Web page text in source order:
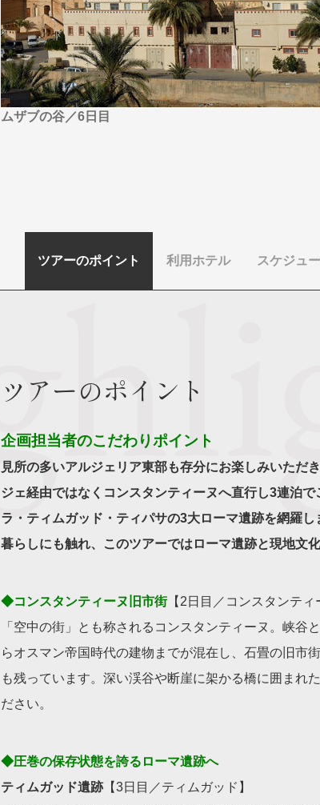
ムザブの谷／6日目
ツアーのポイント 利用ホテル スケジュ
ツアーのポイント
企画担当者のこだわりポイント
見所の多いアルジェリア東部も存分にお楽しみいただ
ジェ経由ではなくコンスタンティーヌへ直行し3連泊
ラ・ティムガッド・ティパサの3大ローマ遺跡を網羅
暮らしにも触れ、このツアーではローマ遺跡と現地文
◆コンスタンティーヌ旧市街【2日目／コンスタンティ
「空中の街」とも称されるコンスタンティーヌ。峡
らオスマン帝国時代の建物までが混在し、石畳の旧市
も残っています。深い渓谷や断崖に架かる橋に囲まれ
ださい。
◆圧巻の保存状態を誇るローマ遺跡へ
ティムガッド遺跡【3日目／ティムガッド】